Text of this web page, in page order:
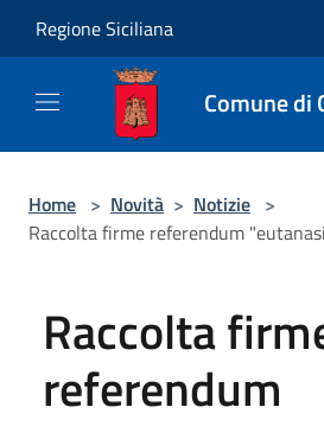
Regione Siciliana
Comune di
Home > Novità > Notizie >
Raccolta firme referendum
Raccolta
referendum